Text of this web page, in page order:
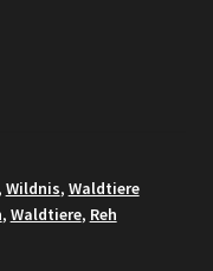
, Wildnis, Waldtiere
, Waldtiere, Reh